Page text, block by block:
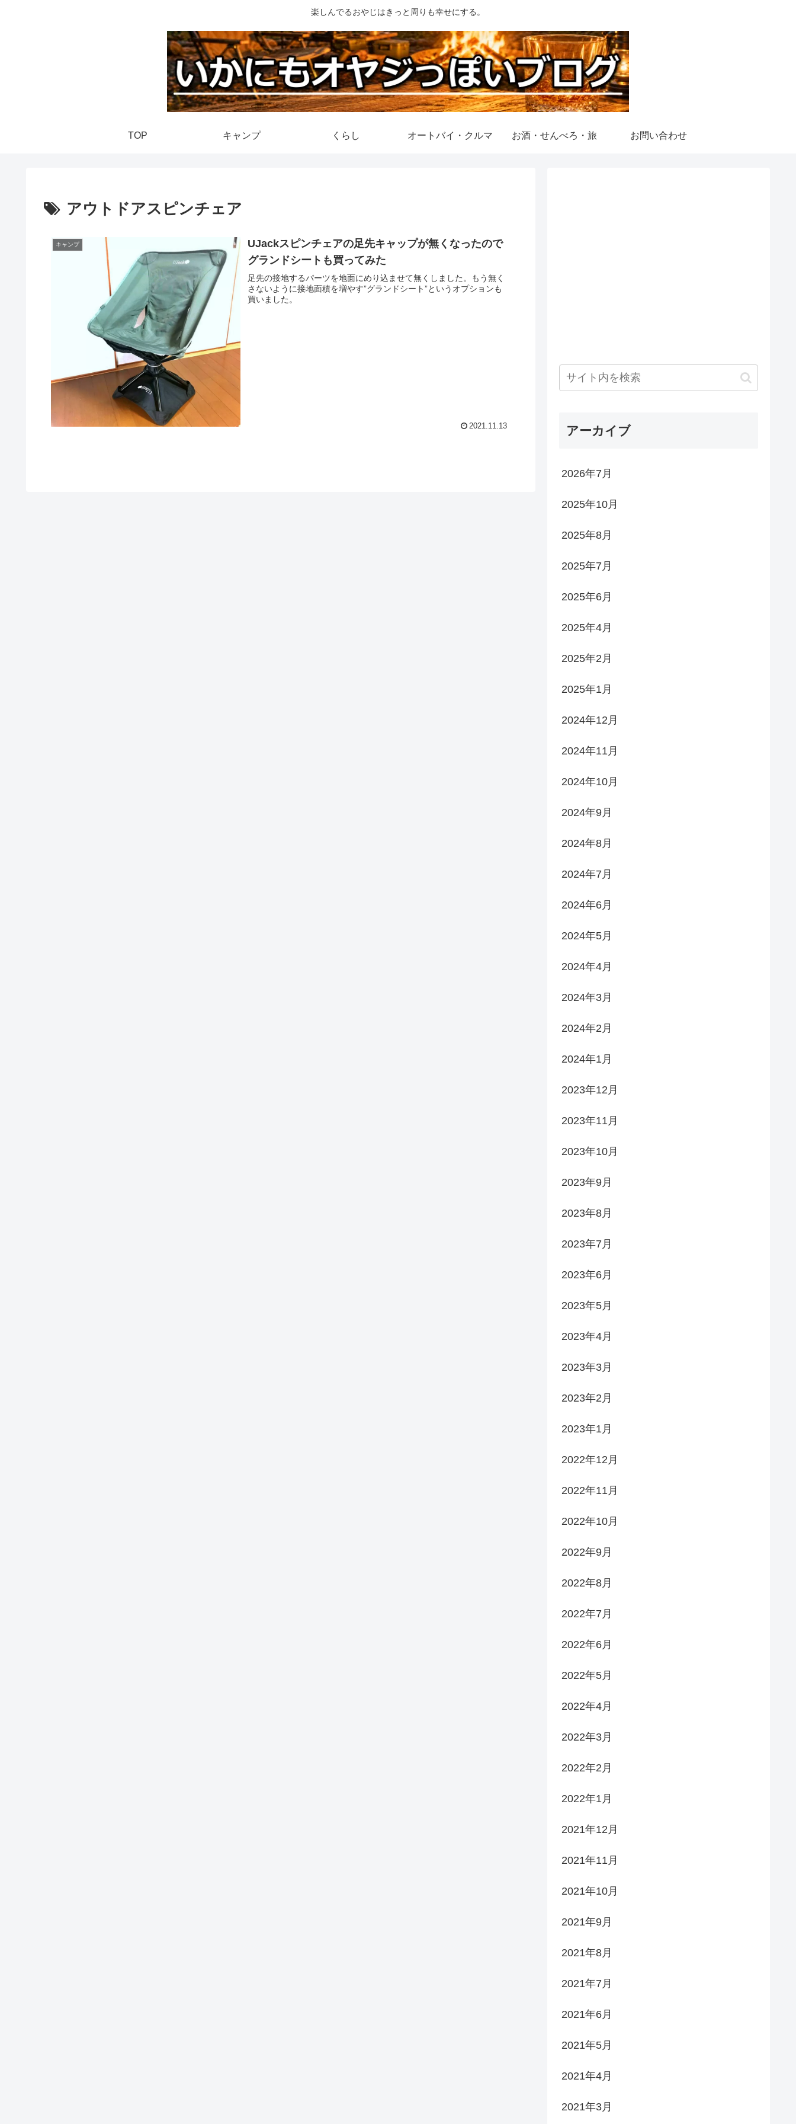
楽しんでるおやじはきっと周りも幸せにする。
TOP キャンプ くらし オートバイ・クルマ お酒・せんべろ・旅 お問い合わせ
アウトドアスピンチェア
キャンプ
UJackスピンチェアの足先キャップが無くなったので
グランドシートも買ってみた
足先の接地するパーツを地面にめり込ませて無くしました。もう無く
さないように接地面積を増やす”グランドシート”というオプションも
買いました。
2021.11.13 アーカイブ
2026年7月
2025年10月
2025年8月
2025年7月
2025年6月
2025年4月
2025年2月
2025年1月
2024年12月
2024年11月
2024年10月
2024年9月
2024年8月
2024年7月
2024年6月
2024年5月
2024年4月
2024年3月
2024年2月
2024年1月
2023年12月
2023年11月
2023年10月
2023年9月
2023年8月
2023年7月
2023年6月
2023年5月
2023年4月
2023年3月
2023年2月
2023年1月
2022年12月
2022年11月
2022年10月
2022年9月
2022年8月
2022年7月
2022年6月
2022年5月
2022年4月
2022年3月
2022年2月
2022年1月
2021年12月
2021年11月
2021年10月
2021年9月
2021年8月
2021年7月
2021年6月
2021年5月
2021年4月
2021年3月